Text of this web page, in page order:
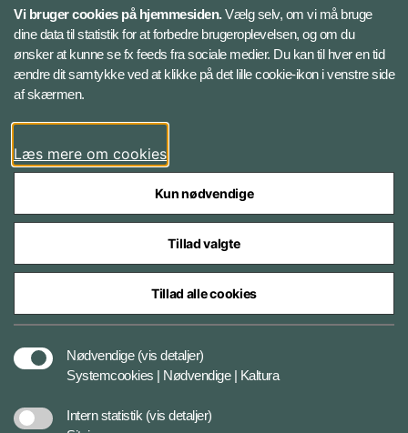
Instagram
Bluesky
LinkedIn
Styrelser og myndigheder under Forsvarsministeriet
Vi bruger cookies på hjemmesiden.Vælg selv, om vi må bruge
dine data til statistik for at forbedre brugeroplevelsen, og om du
ønsker at kunne se fx feeds fra sociale medier. Du kan til hver en tid
ændre dit samtykke ved at klikke på det lille cookie-ikon i venstre side
af skærmen.
Læs mere om cookies
Kun nødvendige
Tillad valgte
Tillad alle cookies
Nødvendige (vis detaljer)
Systemcookies | Nødvendige | Kaltura
Intern statistik (vis detaljer)